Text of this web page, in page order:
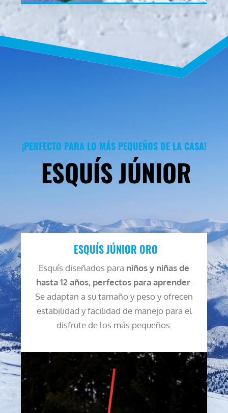
¡PERFECTO PARA LO MÁS PEQUEÑOS DE LA CASA!
ESQUÍS JÚNIOR
ESQUÍS JÚNIOR ORO
Esquís diseñados para niños y niñas de
hasta 12 años, perfectos para aprender.
Se adaptan a su tamaño y peso y ofrecen
estabilidad y facilidad de manejo para el
disfrute de los más pequeños.